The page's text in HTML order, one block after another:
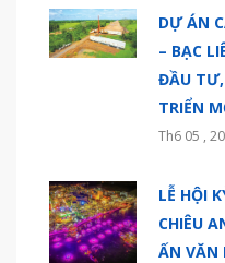
DỰ ÁN
– BẠC
ĐẦU TƯ,
TRIỂN
Th6 05 ,
LỄ HỘI
CHIÊU
ẤN VĂN